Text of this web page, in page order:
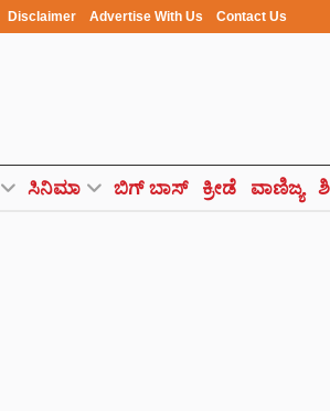
Disclaimer Advertise With Us Contact Us
ಸಿನಿಮಾ ಬಿಗ್ ಬಾಸ್ ಕ್ರೀಡೆ ವಾಣಿಜ್ಯ